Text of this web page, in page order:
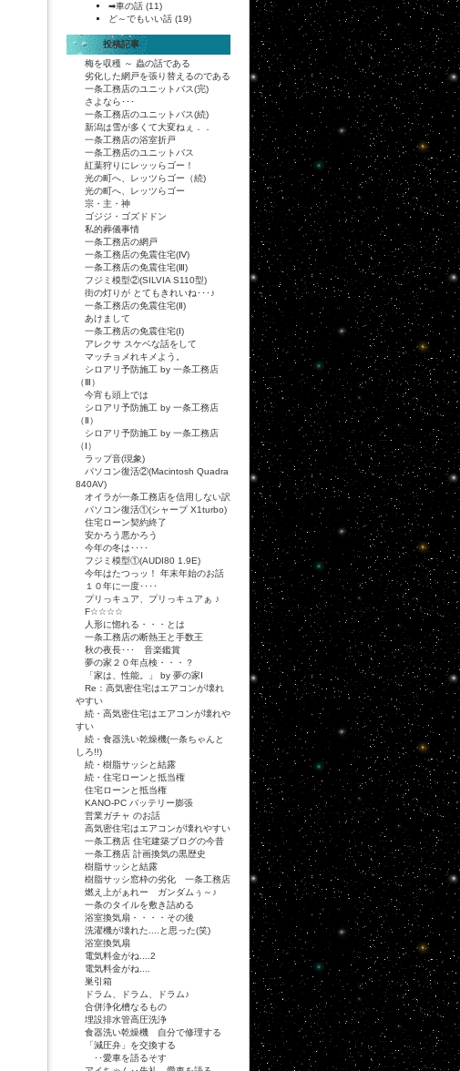
➡車の話 (11)
ど～でもいい話 (19)
投稿記事
梅を収穫 ～ 蟲の話である
劣化した網戸を張り替えるのである
一条工務店のユニットバス(完)
さよなら･･･
一条工務店のユニットバス(続)
新潟は雪が多くて大変ねぇ．．
一条工務店の浴室折戸
一条工務店のユニットバス
紅葉狩りにレッッらゴー！
光の町へ、レッツらゴー（続)
光の町へ、レッツらゴー
宗・主・神
ゴジジ・ゴズドドン
私的葬儀事情
一条工務店の網戸
一条工務店の免震住宅(Ⅳ)
一条工務店の免震住宅(Ⅲ)
フジミ模型②(SILVIA S110型)
街の灯りが とてもきれいね･･･♪
一条工務店の免震住宅(Ⅱ)
あけまして
一条工務店の免震住宅(Ⅰ)
アレクサ スケベな話をして
マッチョメれキメよう。
シロアリ予防施工 by 一条工務店
（Ⅲ）
今宵も頭上では
シロアリ予防施工 by 一条工務店
（Ⅱ）
シロアリ予防施工 by 一条工務店
（Ⅰ）
ラップ音(現象)
パソコン復活②(Macintosh Quadra
840AV)
オイラが一条工務店を信用しない訳
パソコン復活①(シャープ X1turbo)
住宅ローン契約終了
安かろう悪かろう
今年の冬は････
フジミ模型①(AUDI80 1.9E)
今年はたつっッ！ 年末年始のお話
１０年に一度････
プリっキュア、プリっキュアぁ ♪
F☆☆☆☆
人形に惚れる・・・とは
一条工務店の断熱王と手数王
秋の夜長･･･ 音楽鑑賞
夢の家２０年点検・・・？
「家は、性能。」 by 夢の家Ⅰ
Re：高気密住宅はエアコンが壊れ
やすい
続・高気密住宅はエアコンが壊れや
すい
続・食器洗い乾燥機(一条ちゃんと
しろ!!)
続・樹脂サッシと結露
続・住宅ローンと抵当権
住宅ローンと抵当権
KANO-PC バッテリー膨張
営業ガチャ のお話
高気密住宅はエアコンが壊れやすい
一条工務店 住宅建築ブログの今昔
一条工務店 計画換気の黒歴史
樹脂サッシと結露
樹脂サッシ窓枠の劣化 一条工務店
燃え上がぁれー ガンダムぅ～♪
一条のタイルを敷き詰める
浴室換気扇・・・・その後
洗濯機が壊れた....と思った(笑)
浴室換気扇
電気料金がね....2
電気料金がね....
巣引箱
ドラム、ドラム、ドラム♪
合併浄化槽なるもの
埋設排水管高圧洗浄
食器洗い乾燥機 自分で修理する
「減圧弁」を交換する
･･愛車を語るそす